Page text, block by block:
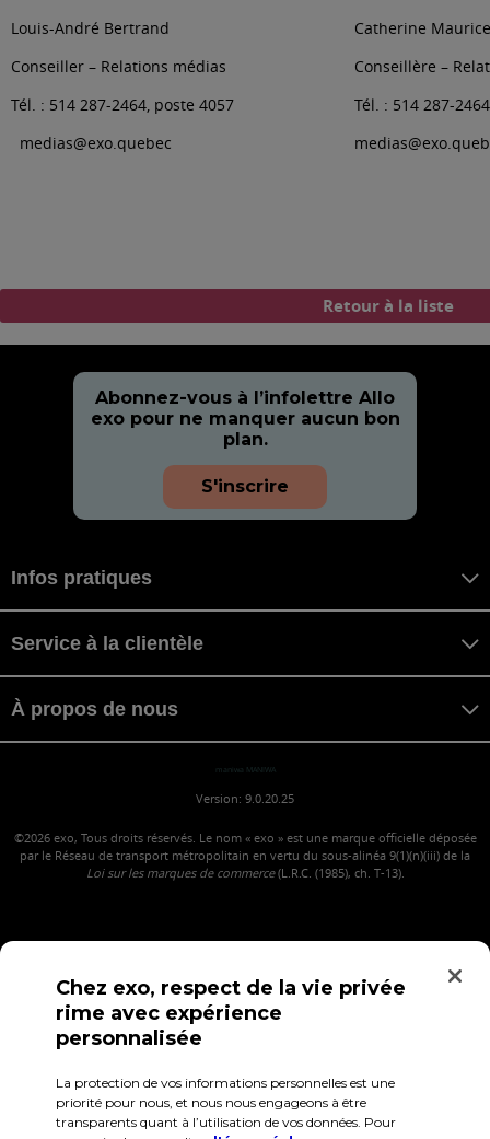
Louis-André Bertrand
Conseiller – Relations médias
Tél. : 514 287-2464, poste 4057
medias@exo.quebec
Catherine Maurice
Conseillère –
Tél. : 514 287-
Retour à la liste
Abonnez-vous à l’infolettre Allo
exo pour ne manquer aucun bon
plan.
S'inscrire
Infos pratiques
Service à la clientèle
À propos de nous
maniwa MANIWA
Version: 9.0.20.25
©2026 exo, Tous droits réservés. Le nom « exo » est une marque officielle déposée
par le Réseau de transport métropolitain en vertu du sous-alinéa 9(1)(n)(iii) de la
Loi sur les marques de commerce(L.R.C. (1985), ch. T-13).
Confidentialité Conditions d'utilisation Accès employés
Chez exo, respect de la vie privée
rime avec expérience
personnalisée
La protection de vos informations personnelles est une
priorité pour nous, et nous nous engageons à être
transparents quant à l’utilisation de vos données. Pour